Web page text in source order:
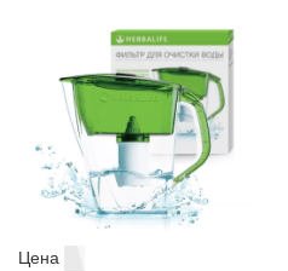
Цена